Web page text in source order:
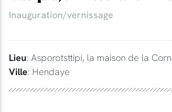
Inauguration/vernissage
Lieu: Asporotsttipi, la maison de la
Ville: Hendaye